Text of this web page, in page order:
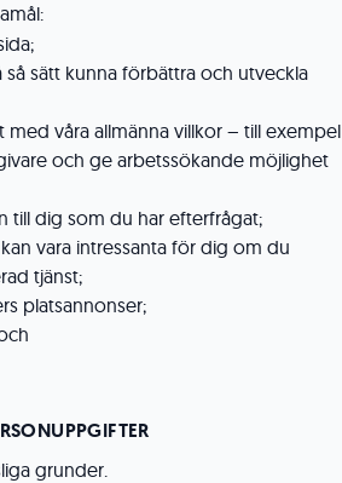
sätt kunna förbättra och utveckla
våra allmänna villkor – till exempel
och ge arbetssökande möjlighet
till dig som du har efterfrågat;
vara intressanta för dig om du
tjänst;
platsannonser;
grunder.